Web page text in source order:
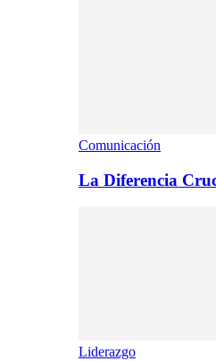
Comunicación
La Diferencia
Liderazgo